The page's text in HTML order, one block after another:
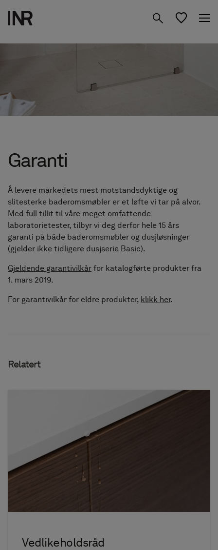
Dusjvegger
Oppbevaring
Blandebatterier &
tilbehør
Håndkletørkere
Fliser i granittkeramikk
Inspirasjon
Design ditt baderom
02 Planlegg i Studio
03 Videre til forhandlere
Om oss
Garanti
Å levere markedets mest motstandsdyktige og
slitesterke baderomsmøbler er et løfte vi tar på alvor.
Med full tillit til våre meget omfattende
laboratorietester, tilbyr vi deg derfor hele 15 års
garanti på både baderomsmøbler og dusjløsninger
(gjelder ikke tidligere dusjserie Basic).
Gjeldende garantivilkår for katalogførte produkter fra
1. mars 2019.
For garantivilkår for eldre produkter, klikk her.
Relatert
Vedlikeholdsråd